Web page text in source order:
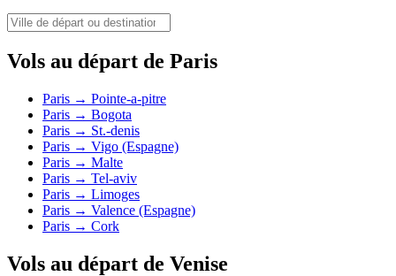
Vols au départ de Paris
Paris → Pointe-a-pitre
Paris → Bogota
Paris → St.-denis
Paris → Vigo (Espagne)
Paris → Malte
Paris → Tel-aviv
Paris → Limoges
Paris → Valence (Espagne)
Paris → Cork
Vols au départ de Venise